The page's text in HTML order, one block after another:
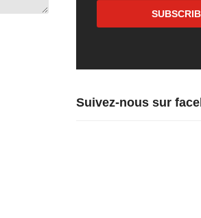
Suivez-nous sur